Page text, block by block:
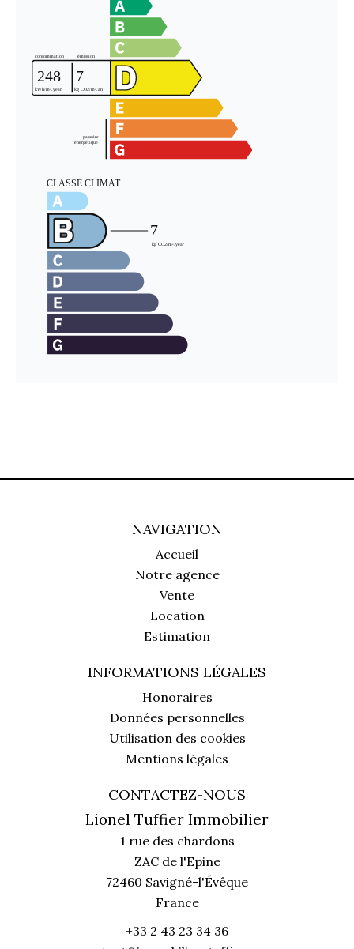
NAVIGATION
Accueil
Notre agence
Vente
Location
Estimation
INFORMATIONS LÉGALES
Honoraires
Données personnelles
Utilisation des cookies
Mentions légales
CONTACTEZ-NOUS
Lionel Tuffier Immobilier
1 rue des chardons
ZAC de l'Epine
72460 Savigné-l'Évêque
France
+33 2 43 23 34 36